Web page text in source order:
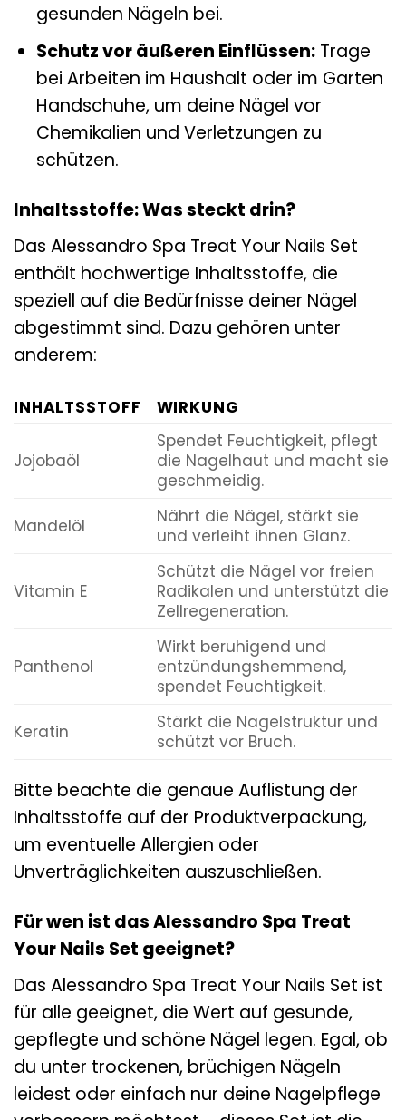
gesunden Nägeln bei.
Schutz vor äußeren Einflüssen:Trage
bei Arbeiten im Haushalt oder im Garten
Handschuhe, um deine Nägel vor
Chemikalien und Verletzungen zu
schützen.
Inhaltsstoffe: Was steckt drin?
Das Alessandro Spa Treat Your Nails Set
enthält hochwertige Inhaltsstoffe, die
speziell auf die Bedürfnisse deiner Nägel
abgestimmt sind. Dazu gehören unter
anderem:
INHALTSSTOFF WIRKUNG
Jojobaöl
Spendet Feuchtigkeit, pflegt
die Nagelhaut und macht sie
geschmeidig.
Mandelöl
Nährt die Nägel, stärkt sie
und verleiht ihnen Glanz.
Vitamin E
Schützt die Nägel vor freien
Radikalen und unterstützt die
Zellregeneration.
Panthenol
Wirkt beruhigend und
entzündungshemmend,
spendet Feuchtigkeit.
Keratin
Stärkt die Nagelstruktur und
schützt vor Bruch.
Bitte beachte die genaue Auflistung der
Inhaltsstoffe auf der Produktverpackung,
um eventuelle Allergien oder
Unverträglichkeiten auszuschließen.
Für wen ist das Alessandro Spa Treat
Your Nails Set geeignet?
Das Alessandro Spa Treat Your Nails Set ist
für alle geeignet, die Wert auf gesunde,
gepflegte und schöne Nägel legen. Egal, ob
du unter trockenen, brüchigen Nägeln
leidest oder einfach nur deine Nagelpflege